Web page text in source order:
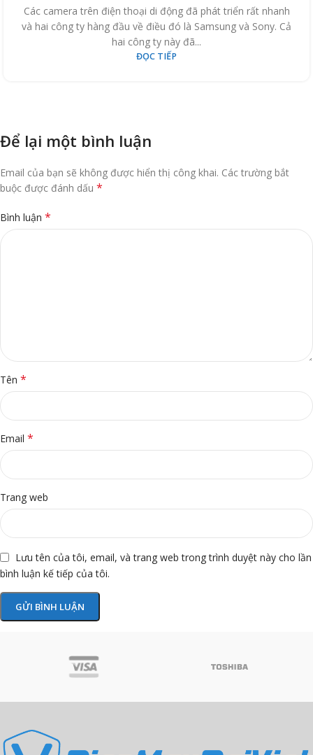
Các camera trên điện thoại di động đã phát triển rất nhanh
và hai công ty hàng đầu về điều đó là Samsung và Sony. Cả
hai công ty này đã...
ĐỌC TIẾP
Để lại một bình luận
Email của bạn sẽ không được hiển thị công khai. Các trường bắt
buộc được đánh dấu *
Bình luận *
Tên *
Email *
Trang web
Lưu tên của tôi, email, và trang web trong trình duyệt này cho lần
bình luận kế tiếp của tôi.